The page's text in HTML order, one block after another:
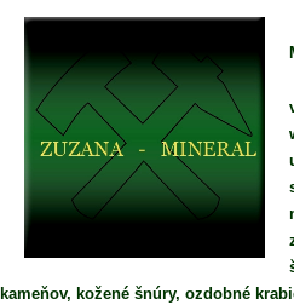
kameňov, kožené šnúry, ozdobné